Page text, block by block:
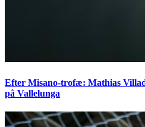
Efter Misano-trofæ: Mathias
på Vallelunga